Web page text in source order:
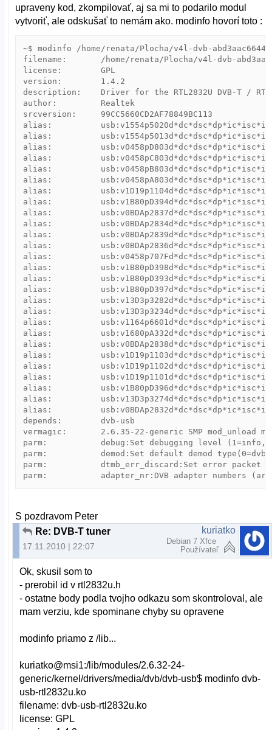
upraveny kod, zkompilovať, aj sa mi to podarilo modul
vytvoriť, ale odskušať to nemám ako. modinfo hovorí toto :
~$ modinfo /home/renata/Plocha/v4l-dvb-
filename:       /home/renata/Plocha/v4l-dvb-
license:        GPL
version:        1.4.2
description:    Driver for the RTL2832U DVB-T /
author:         Realtek
srcversion:     99CC5660CD2AF78849BC113
alias:
alias:
alias:
alias:
alias:
alias:
alias:
alias:
alias:
alias:
alias:
alias:
alias:
alias:
alias:
alias:
alias:
alias:
alias:
alias:
alias:
alias:
alias:
alias:
alias:
alias:
alias:
depends:        dvb-usb
vermagic:       2.6.35-22-generic SMP mod_unload
parm:           debug:Set debugging level
parm:           demod:Set default demod
parm:           dtmb_err_discard:Set error packet
S pozdravom Peter
Re: DVB-T tuner
17.11.2010 | 22:07
kuriatko
Debian 7 Xfce
Používateľ
Ok, skusil som to
- prerobil id v rtl2832u.h
- ostatne body podla tvojho odkazu som skontroloval, ale
mam verziu, kde spominane chyby su opravene
modinfo priamo z /lib...
kuriatko@msi1:/lib/modules/2.6.32-24-
generic/kernel/drivers/media/dvb/dvb-usb$ modinfo dvb-
usb-rtl2832u.ko
filename: dvb-usb-rtl2832u.ko
license: GPL